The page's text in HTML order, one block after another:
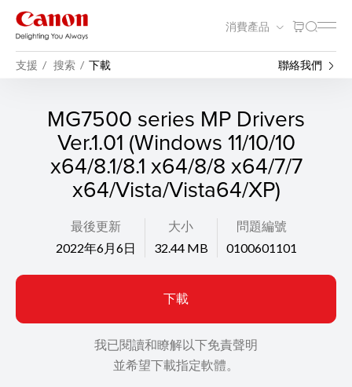
消費產品
支援 搜索 下載 聯絡我們
MG7500 series MP Drivers
Ver.1.01 (Windows 11/10/10
x64/8.1/8.1 x64/8/8 x64/7/7
x64/Vista/Vista64/XP)
最後更新
2022年6月6日
大小
32.44 MB
問題編號
0100601101
下載
我已閱讀和瞭解以下免責聲明
並希望下載指定軟體。